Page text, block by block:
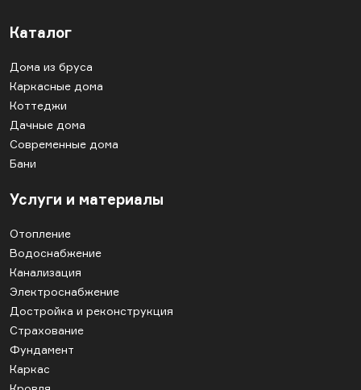
Каталог
Дома из бруса
Каркасные дома
Коттеджи
Дачные дома
Современные дома
Бани
Услуги и материалы
Отопление
Водоснабжение
Канализация
Электроснабжение
Достройка и реконструкция
Страхование
Фундамент
Каркас